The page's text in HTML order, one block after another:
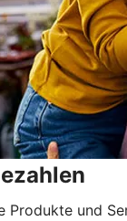
Produkte und